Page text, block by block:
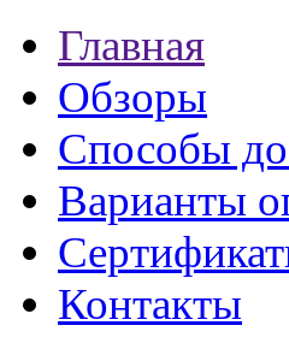
Главная
Обзоры
Способы
Варианты
Контакты